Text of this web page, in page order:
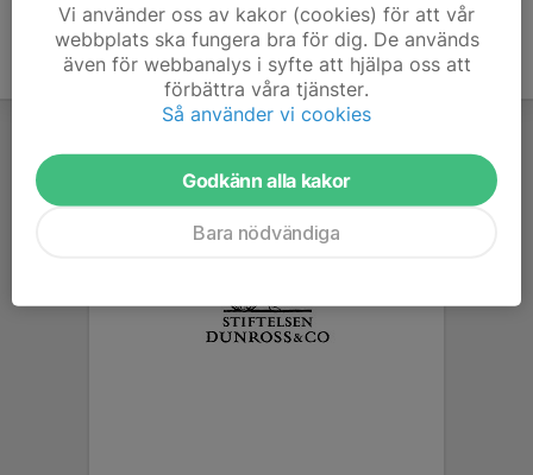
Vi använder oss av kakor (cookies) för att vår
webbplats ska fungera bra för dig. De används
även för webbanalys i syfte att hjälpa oss att
förbättra våra tjänster.
Så använder vi cookies
Godkänn alla kakor
Bara nödvändiga